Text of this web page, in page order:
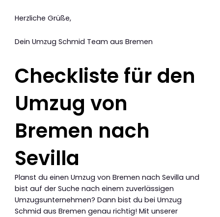
Herzliche Grüße,
Dein Umzug Schmid Team aus Bremen
Checkliste für den
Umzug von
Bremen nach
Sevilla
Planst du einen Umzug von Bremen nach Sevilla und
bist auf der Suche nach einem zuverlässigen
Umzugsunternehmen? Dann bist du bei Umzug
Schmid aus Bremen genau richtig! Mit unserer